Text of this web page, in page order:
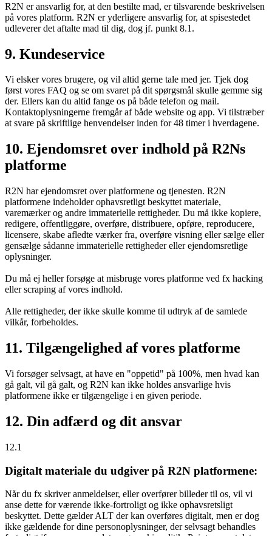
R2N er ansvarlig for, at den bestilte mad, er tilsvarende beskrivelsen
på vores platform. R2N er yderligere ansvarlig for, at spisestedet
udleverer det aftalte mad til dig, dog jf. punkt 8.1.
9. Kundeservice
Vi elsker vores brugere, og vil altid gerne tale med jer. Tjek dog
først vores FAQ og se om svaret på dit spørgsmål skulle gemme sig
der. Ellers kan du altid fange os på både telefon og mail.
Kontaktoplysningerne fremgår af både website og app. Vi tilstræber
at svare på skriftlige henvendelser inden for 48 timer i hverdagene.
10. Ejendomsret over indhold på R2Ns
platforme
R2N har ejendomsret over platformene og tjenesten. R2N
platformene indeholder ophavsretligt beskyttet materiale,
varemærker og andre immaterielle rettigheder. Du må ikke kopiere,
redigere, offentliggøre, overføre, distribuere, opføre, reproducere,
licensere, skabe afledte værker fra, overføre visning eller sælge eller
gensælge sådanne immaterielle rettigheder eller ejendomsretlige
oplysninger.
Du må ej heller forsøge at misbruge vores platforme ved fx hacking
eller scraping af vores indhold.
Alle rettigheder, der ikke skulle komme til udtryk af de samlede
vilkår, forbeholdes.
11. Tilgængelighed af vores platforme
Vi forsøger selvsagt, at have en "oppetid" på 100%, men hvad kan
gå galt, vil gå galt, og R2N kan ikke holdes ansvarlige hvis
platformene ikke er tilgængelige i en given periode.
12. Din adfærd og dit ansvar
12.1
Digitalt materiale du udgiver på R2N platformene:
Når du fx skriver anmeldelser, eller overfører billeder til os, vil vi
anse dette for værende ikke-fortroligt og ikke ophavsretsligt
beskyttet. Dette gælder ALT der kan overføres digitalt, men er dog
ikke gældende for dine personoplysninger, der selvsagt behandles